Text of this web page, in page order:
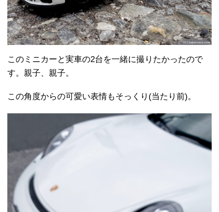
このミニカーと実車の2台を一緒に撮りたかったので
す。親子、親子。
この角度からの可愛い表情もそっくり(当たり前)。